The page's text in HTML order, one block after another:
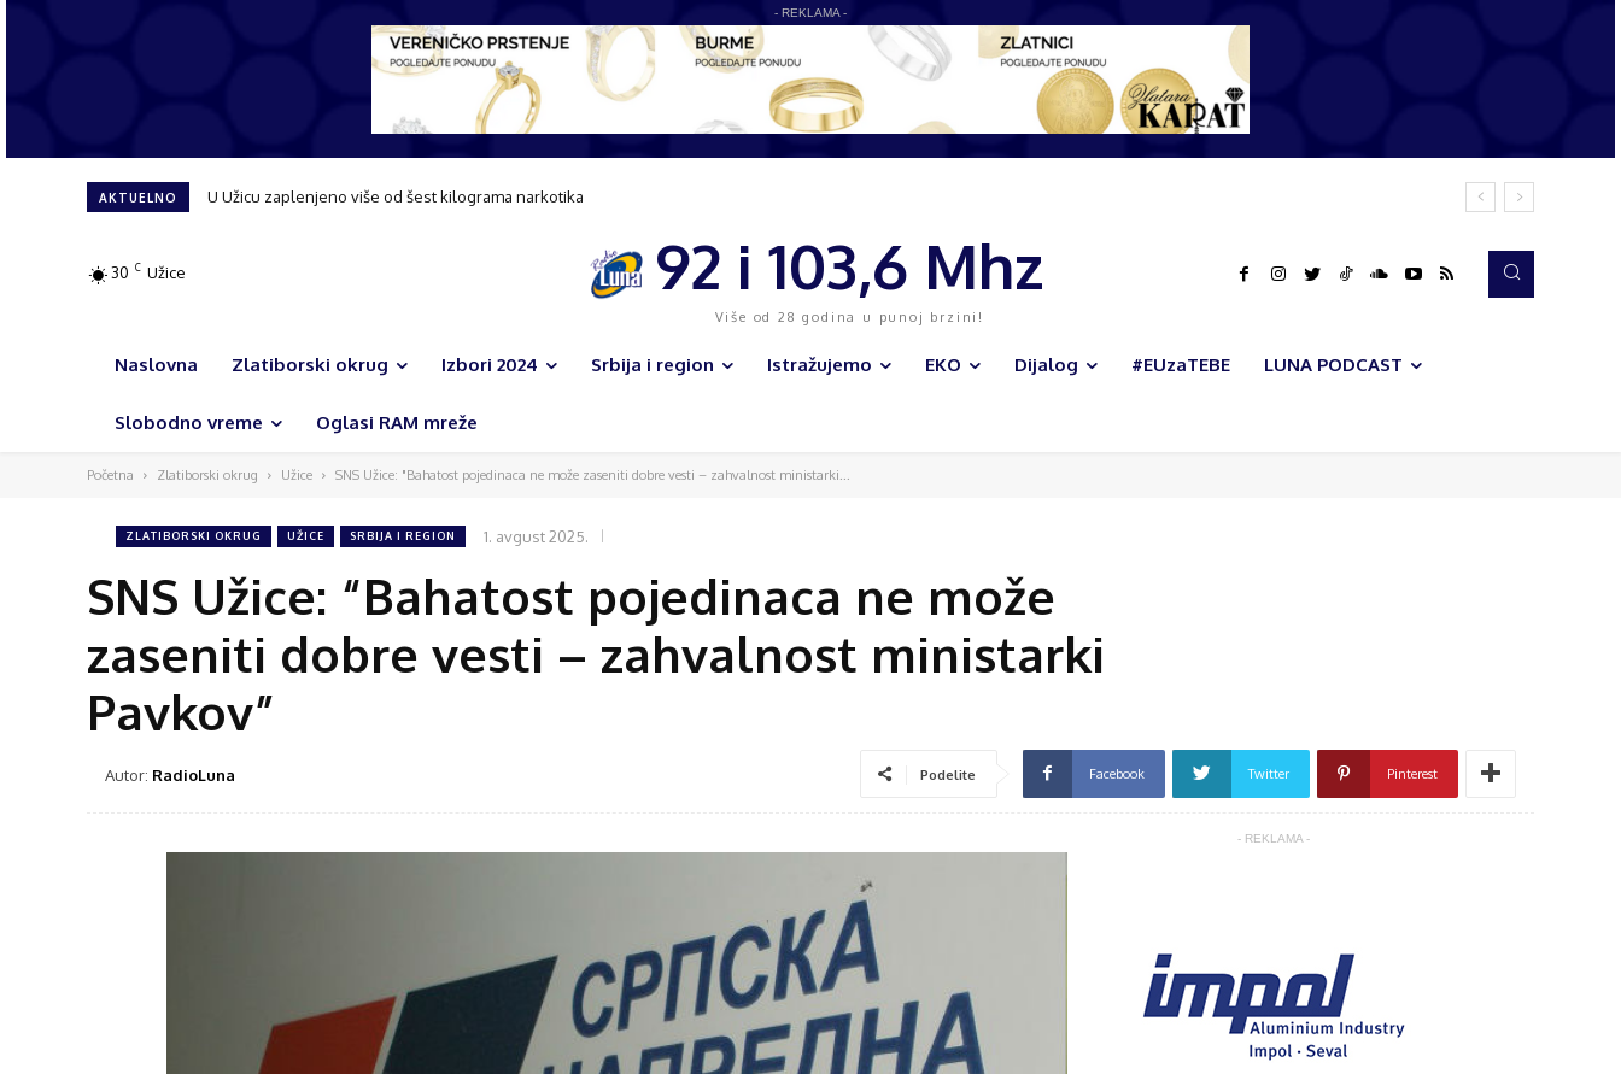
- REKLAMA -
AKTUELNO U Užicu zaplenjeno više od šest kilograma narkotika
30 C Užice 92 i 103,6 Mhz
Više od 28 godina u punoj brzini!
Naslovna Zlatiborski okrug Izbori 2024 Srbija i region Istražujemo EKO Dijalog #EUzaTEBE LUNA PODCAST
Slobodno vreme Oglasi RAM mreže
Početna Zlatiborski okrug Užice SNS Užice: "Bahatost pojedinaca ne može zaseniti dobre vesti – zahvalnost ministarki...
ZLATIBORSKI OKRUG UŽICE SRBIJA I REGION 1. avgust 2025.
SNS Užice: “Bahatost pojedinaca ne može
zaseniti dobre vesti – zahvalnost ministarki
Pavkov”
Autor: RadioLuna Podelite Facebook Twitter Pinterest
- REKLAMA -